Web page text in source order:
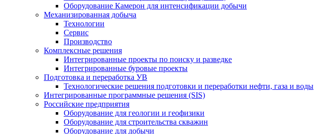
Оборудование Камерон для интенсификации добычи
Механизированная добыча
Технологии
Сервис
Производство
Комплексные решения
Интегрированные проекты по поиску и разведке
Интегрированные буровые проекты
Подготовка и переработка УВ
Технологические решения подготовки и переработки нефти, газа и воды
Интегрированные программные решения (SIS)
Российские предприятия
Оборудование для геологии и геофизики
Оборудование для строительства скважин
Оборудование для добычи